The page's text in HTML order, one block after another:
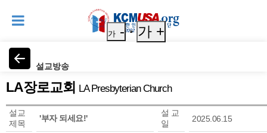
설교방송
가 - 가 +
LA장로교회 LA Presbyterian Church
설교
제목
'부자 되세요!'
설 교
일
2025.06.15